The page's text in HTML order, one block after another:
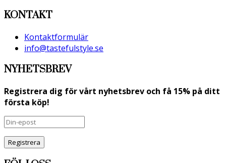
KONTAKT
Kontaktformulär
info@tastefulstyle.se
NYHETSBREV
Registrera dig för vårt nyhetsbrev och få 15% på ditt
första köp!
Registrera